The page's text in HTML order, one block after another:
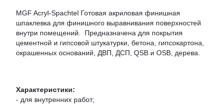
MGF Acryl-Spachtel Готовая акриловая финишная
шпаклевка для финишного выравнивания поверхностей
внутри помещений. Предназначена для покрытия
цементной и гипсовой штукатурки, бетона, гипсокартона,
окрашенных оснований, ДВП, ДСП, QSB и OSB, дерева.
Характеристики:
- для внутренних работ;